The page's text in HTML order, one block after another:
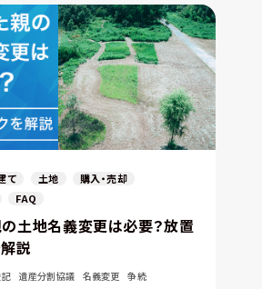
て 土地
購入・売却
FAQ
の土地名義変更は必要？放置
説
遺産分割協議 名義変更 争続